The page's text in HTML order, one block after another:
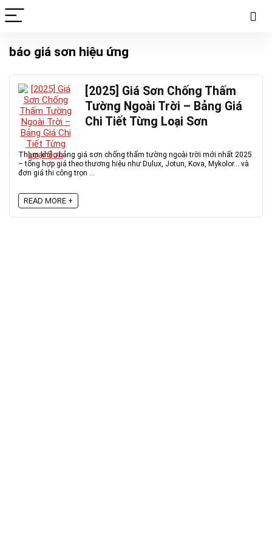
báo giá sơn hiệu ứng
[2025] Giá Sơn Chống Thấm
Tường Ngoài Trời – Bảng Giá
Chi Tiết Từng Loại Sơn
Tham khảo bảng giá sơn chống thấm tường ngoài trời mới nhất 2025
– tổng hợp giá theo thương hiệu như Dulux, Jotun, Kova, Mykolor... và
đơn giá thi công trọn ...
READ MORE +